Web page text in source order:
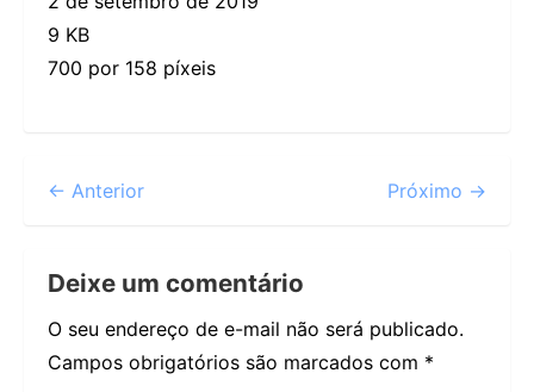
9 KB
700 por 158 píxeis
← Anterior Próximo →
Deixe um comentário
O seu endereço de e-mail não será publicado.
Campos obrigatórios são marcados com *